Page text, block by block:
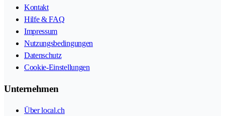
Kontakt
Hilfe & FAQ
Impressum
Nutzungsbedingungen
Datenschutz
Cookie-Einstellungen
Unternehmen
Über local.ch